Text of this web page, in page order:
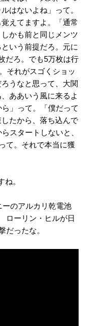
はないよね」って。
えてますよ。「通常
かも前と同じメンツ
いう前提だろ。元に
だろ。でも5万枚は行
それがスゴくショッ
うなと思って、大関
ああいう風に来るよ
」って。「僕だって
たから、落ち込んで
スタートしないと、
て。それで本当に獲
。
のアルカリ乾電池
ローリン・ヒルが日
だったな。